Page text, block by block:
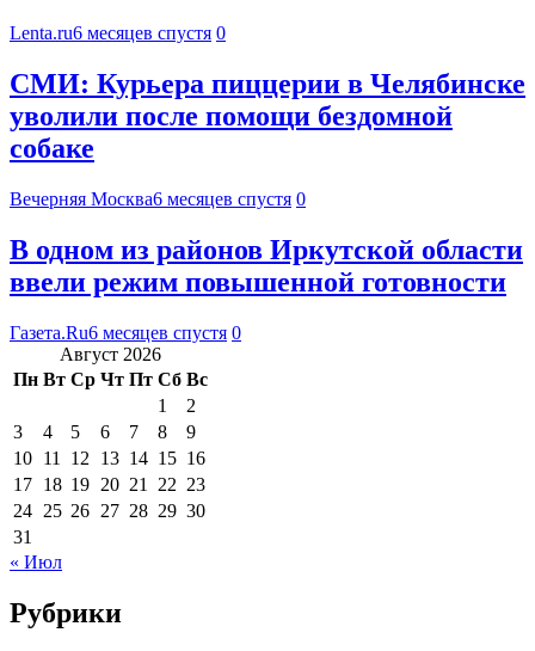
Lenta.ru6 месяцев спустя 0
СМИ: Курьера пиццерии в Челябинске
уволили после помощи бездомной
собаке
Вечерняя Москва6 месяцев спустя 0
В одном из районов Иркутской области
ввели режим повышенной готовности
Газета.Ru6 месяцев спустя 0
Август 2026
Пн Вт Ср Чт Пт Сб Вс
1
2
3
4 5 6 7 8
9
10 11 12 13 14 15 16
17 18 19 20 21 22 23
24 25 26 27 28 29 30
31
« Июл
Рубрики